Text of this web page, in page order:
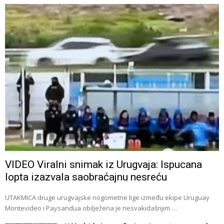
VIDEO Viralni snimak iz Urugvaja: Ispucana
lopta izazvala saobraćajnu nesreću
UTAKMICA druge urugvajske nogometne lige između ekipe Uruguay
Montevideo i Paysandua obilježena je nesvakidašnjim …